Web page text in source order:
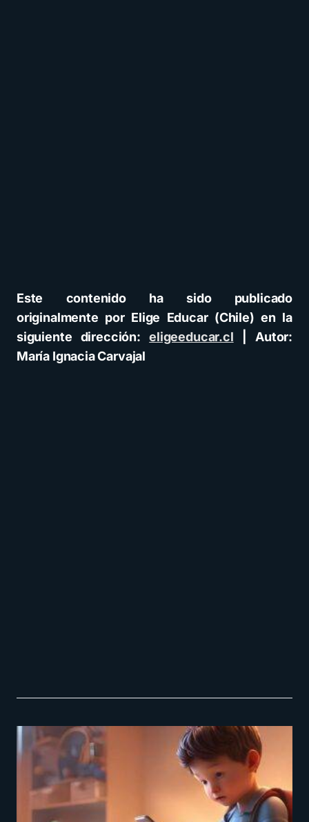
Este contenido ha sido publicado
originalmente por Elige Educar (Chile) en la
siguiente dirección:eligeeducar.cl | Autor:
María Ignacia Carvajal